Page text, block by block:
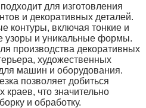
для изготовления
и декоративных деталей.
включая тонкие и
узоры и уникальные формы.
производства декоративных
художественных
машин и оборудования.
позволяет добиться
краев, что значительно
и обработку.